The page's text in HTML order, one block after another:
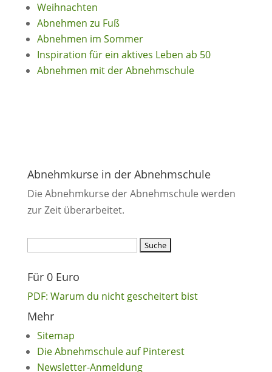
Weihnachten
Abnehmen zu Fuß
Abnehmen im Sommer
Inspiration für ein aktives Leben ab 50
Abnehmen mit der Abnehmschule
Abnehmkurse in der Abnehmschule
Die Abnehmkurse der Abnehmschule werden
zur Zeit überarbeitet.
Für 0 Euro
PDF: Warum du nicht gescheitert bist
Mehr
Sitemap
Die Abnehmschule auf Pinterest
Newsletter-Anmeldung